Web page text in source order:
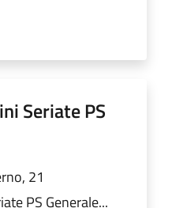
Seriate PS
21
PS Generale...